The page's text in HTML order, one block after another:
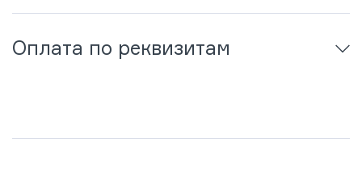
Оплата по реквизитам